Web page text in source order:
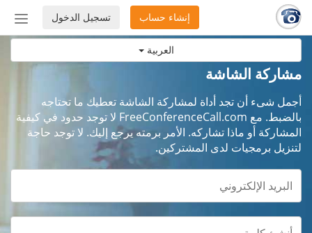
العربية
أو
تسجيل الدخول إنشاء حساب
مشاركة الشاشة
أجمل شىء أن تجد أداة لمشاركة الشاشة تعطيك ما تحتاجه
بالضبط. مع FreeConferenceCall.com لا توجد حدود في كيفية
المشاركة أو ماذا تشاركه. الأمر برمته يرجع إليك. لا توجد حاجة
لتنزيل برمجيات لدى المشتركين.